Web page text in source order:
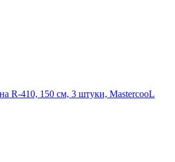
R-410, 150 см, 3 штуки, MastercooL